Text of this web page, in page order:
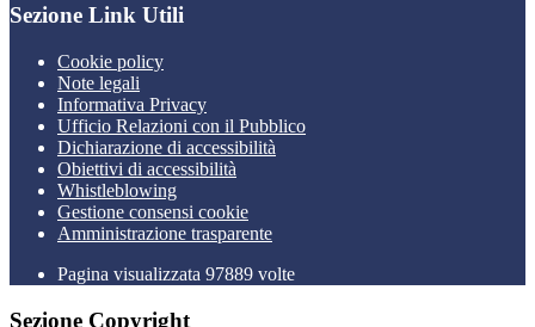
Sezione Link Utili
Cookie policy
Note legali
Informativa Privacy
Ufficio Relazioni con il Pubblico
Dichiarazione di accessibilità
Obiettivi di accessibilità
Whistleblowing
Gestione consensi cookie
Amministrazione trasparente
Pagina visualizzata 97889 volte
Sezione Copyright